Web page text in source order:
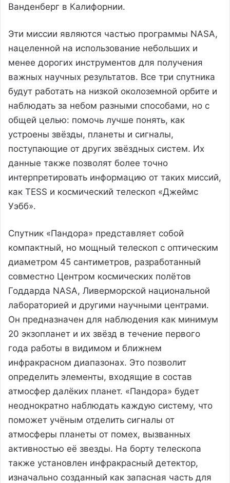
Ванденберг в Калифорнии.
Эти миссии являются частью программы NASA,
нацеленной на использование небольших и
менее дорогих инструментов для получения
важных научных результатов. Все три спутника
будут работать на низкой околоземной орбите и
наблюдать за небом разными способами, но с
общей целью: помочь лучше понять, как
устроены звёзды, планеты и сигналы,
поступающие от других звёздных систем. Их
данные также позволят более точно
интерпретировать информацию от таких миссий,
как TESS и космический телескоп «Джеймс
Уэбб».
Спутник «Пандора» представляет собой
компактный, но мощный телескоп с оптическим
диаметром 45 сантиметров, разработанный
совместно Центром космических полётов
Годдарда NASA, Ливерморской национальной
лабораторией и другими научными центрами.
Он предназначен для наблюдения как минимум
20 экзопланет и их звёзд в течение первого
года работы в видимом и ближнем
инфракрасном диапазонах. Это позволит
определить элементы, входящие в состав
атмосфер далёких планет. «Пандора» будет
неоднократно наблюдать каждую систему, что
поможет учёным отделить сигналы от
атмосферы планеты от помех, вызванных
активностью её звезды. На борту телескопа
также установлен инфракрасный детектор,
изначально созданный как запасная часть для